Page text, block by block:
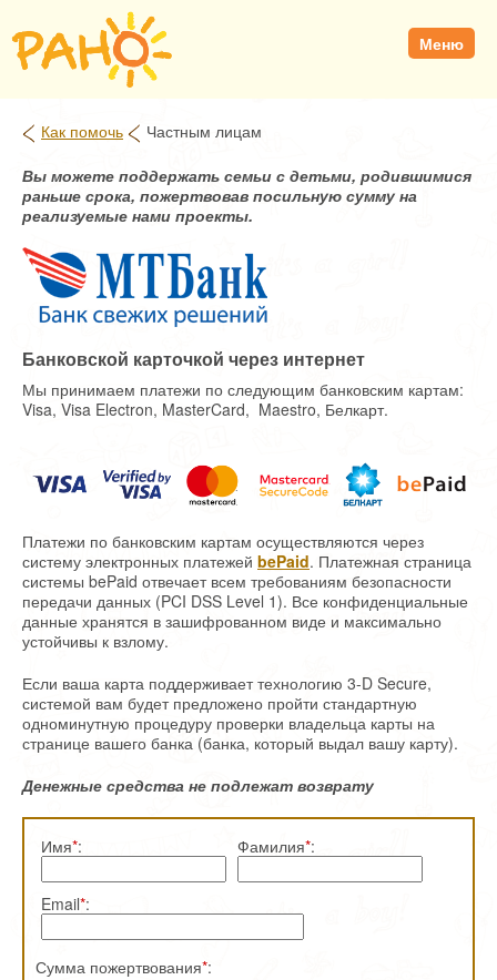
Меню
Как помочь
Частным лицам
Вы можете поддержать семьи с детьми, родившимися
раньше срока, пожертвовав посильную сумму на
реализуемые нами проекты.
Банковской карточкой через интернет
Мы принимаем платежи по следующим банковским картам:
Visa, Visa Electron, MasterCard, Maestro, Белкарт.
Платежи по банковским картам осуществляются через
систему электронных платежей bePaid. Платежная страница
системы bePaid отвечает всем требованиям безопасности
передачи данных (PCI DSS Level 1). Все конфиденциальные
данные хранятся в зашифрованном виде и максимально
устойчивы к взлому.
Если ваша карта поддерживает технологию 3-D Secure,
системой вам будет предложено пройти стандартную
одноминутную процедуру проверки владельца карты на
странице вашего банка (банка, который выдал вашу карту).
Денежные средства не подлежат возврату
Имя*: Фамилия*:
Email*:
Сумма пожертвования*: